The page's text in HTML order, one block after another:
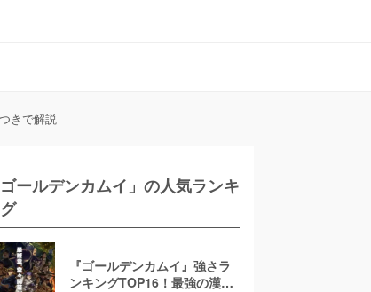
きで解説
ゴールデンカムイ」の人気ランキ
『ゴールデンカムイ』強さラ
ンキングTOP16！最強の漢キ